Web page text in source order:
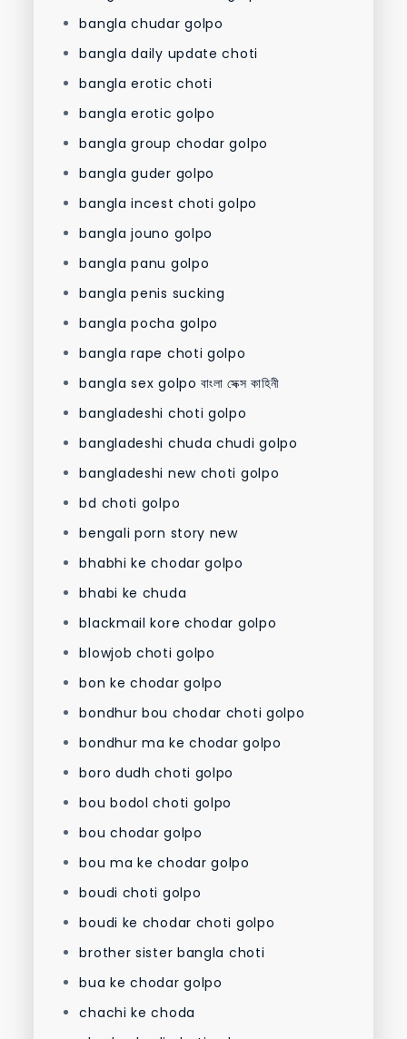
bangla chudar golpo
bangla daily update choti
bangla erotic choti
bangla erotic golpo
bangla group chodar golpo
bangla guder golpo
bangla incest choti golpo
bangla jouno golpo
bangla panu golpo
bangla penis sucking
bangla pocha golpo
bangla rape choti golpo
bangla sex golpo বাংলা সেক্স কাহিনী
bangladeshi choti golpo
bangladeshi chuda chudi golpo
bangladeshi new choti golpo
bd choti golpo
bengali porn story new
bhabhi ke chodar golpo
bhabi ke chuda
blackmail kore chodar golpo
blowjob choti golpo
bon ke chodar golpo
bondhur bou chodar choti golpo
bondhur ma ke chodar golpo
boro dudh choti golpo
bou bodol choti golpo
bou chodar golpo
bou ma ke chodar golpo
boudi choti golpo
boudi ke chodar choti golpo
brother sister bangla choti
bua ke chodar golpo
chachi ke choda